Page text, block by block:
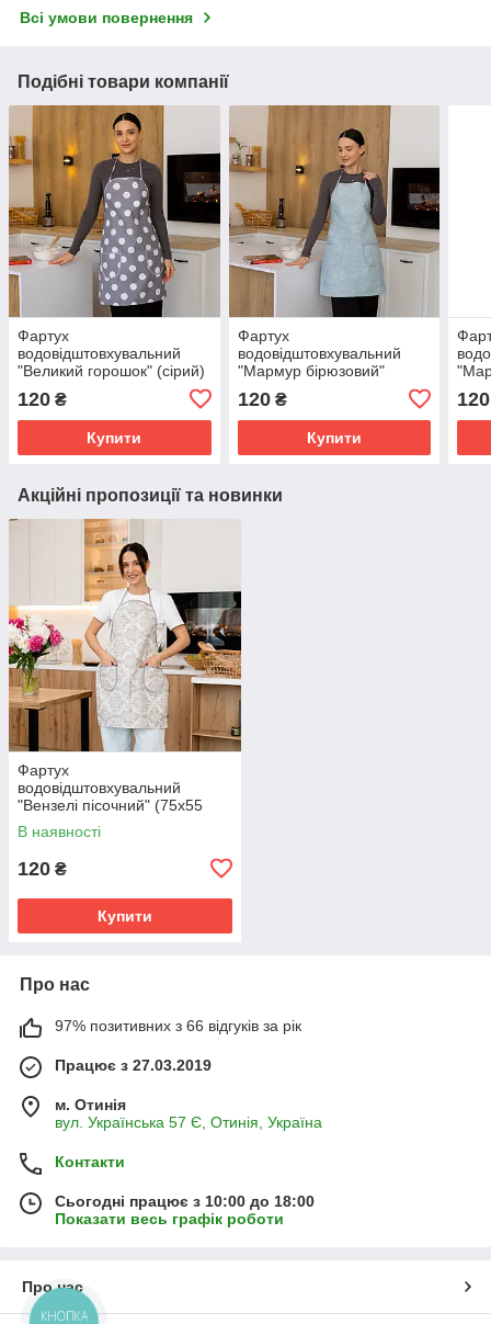
Всі умови повернення
Подібні товари компанії
Фартух
водовідштовхувальний
"Великий горошок" (сірий)
120 ₴
Купити
Фартух
водовідштовхувальний
"Мармур бірюзовий"
120₴
Купити
120
Акційні пропозиції та новинки
Фартух
водовідштовхувальний
"Вензелі пісочний" (75х55
см.)
В наявності
120 ₴
Купити
Про нас
97% позитивних з 66 відгуків за рік
Працює з 27.03.2019
м. Отинія
вул. Українська 57 Є, Отинія, Україна
Контакти
Сьогодні працює з 10:00 до 18:00
Показати весь графік роботи
Про нас
КНОПКА